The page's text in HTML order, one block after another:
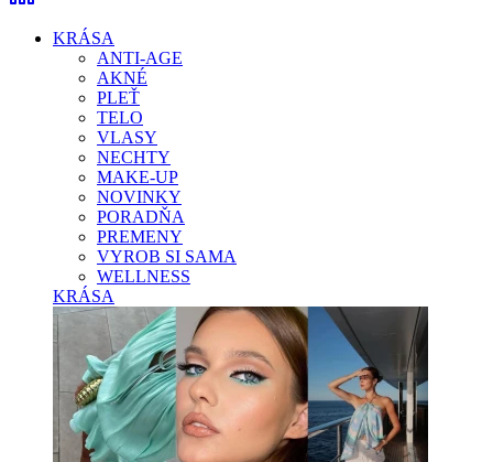
KRÁSA
ANTI-AGE
AKNÉ
PLEŤ
TELO
VLASY
NECHTY
MAKE-UP
NOVINKY
PORADŇA
PREMENY
VYROB SI SAMA
WELLNESS
KRÁSA